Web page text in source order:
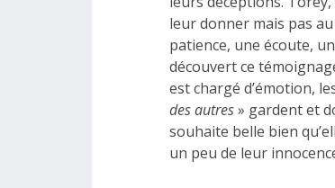
leur donner mais pas
patience, une écoute,
découvert ce
est chargé d’émotion,
des autres» gardent et
souhaite belle bien
un peu de leur